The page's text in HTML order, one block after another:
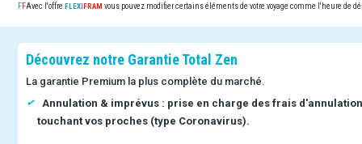
Avec l'offre
vous pouvez modifier certains éléments de votre voyage comme l'heure de
Découvrez notre Garantie Total Zen
La garantie Premium la plus complète du marché.
Annulation & imprévus : prise en charge des frais
touchant vos proches (type Coronavirus).